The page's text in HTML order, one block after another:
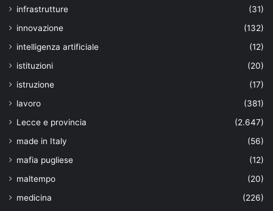
infrastrutture
(31)
innovazione
(132)
intelligenza artificiale
(12)
istituzioni
(20)
istruzione
(17)
lavoro
(381)
Lecce e provincia
(2.647)
made in Italy
(56)
mafia pugliese
(12)
maltempo
(20)
medicina
(226)